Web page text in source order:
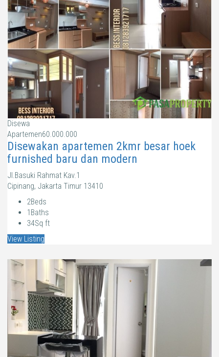
Disewa
Apartemen60.000.000
Disewakan apartemen 2kmr besar hoek
furnished baru dan modern
Jl.Basuki Rahmat Kav.1
Cipinang, Jakarta Timur 13410
2Beds
1 Baths
34Sq ft
View Listing